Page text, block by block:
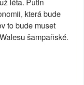
léta. Putin
která bude
to bude muset
šampaňské.